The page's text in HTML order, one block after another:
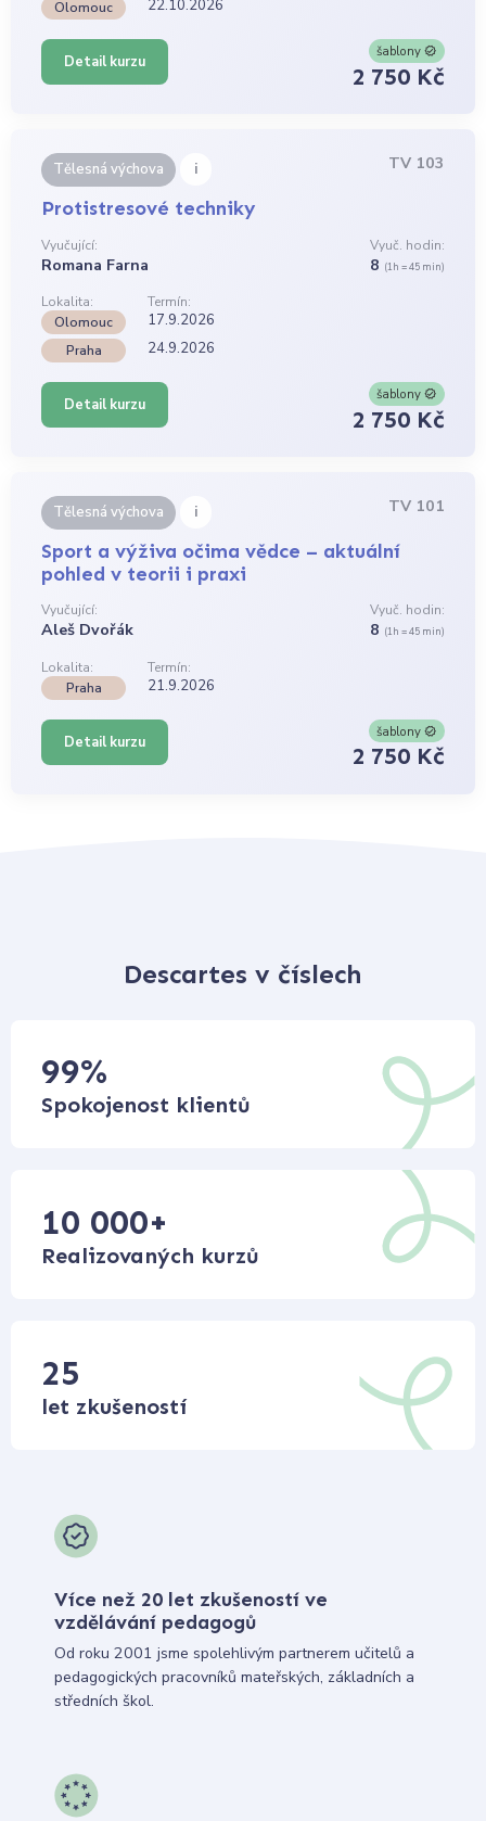
Olomouc 22.10.2026
Detail kurzu
šablony
2 750 Kč
Tělesná výchova i TV 103
Protistresové techniky
Vyučující:
Romana Farna
Vyuč. hodin:
8 (1h = 45 min)
Lokalita:
Termín:
Olomouc
17.9.2026
Praha 24.9.2026
Detail kurzu
šablony
2 750 Kč
Tělesná výchova i TV 101
Sport a výživa očima vědce – aktuální
pohled v teorii i praxi
Vyučující:
Aleš Dvořák
Vyuč. hodin:
8 (1h = 45 min)
Lokalita:
Termín:
Praha
21.9.2026
Detail kurzu
šablony
2 750 Kč
Descartes v číslech
99%
Spokojenost klientů
10 000+
Realizovaných kurzů
25
let zkušeností
Více než 20 let zkušeností ve
vzdělávání pedagogů
Od roku 2001 jsme spolehlivým partnerem učitelů a
pedagogických pracovníků mateřských, základních a
středních škol.